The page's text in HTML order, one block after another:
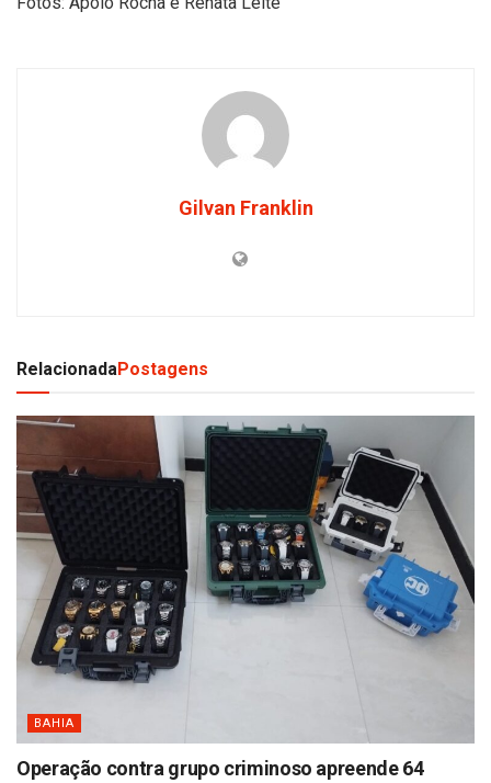
Gilvan Franklin
RelacionadaPostagens
BAHIA
Operação contra grupo criminoso apreende 64